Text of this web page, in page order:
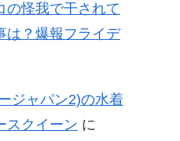
の怪我で干されて
は？爆報フライデ
ジャパン2)の水着
スクイーン に